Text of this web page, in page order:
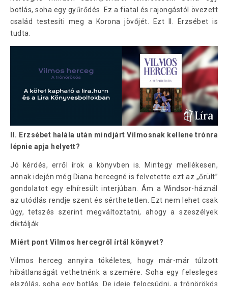
botlás, soha egy gyűrődés. Ez a fiatal és rajongástól övezett
család testesíti meg a Korona jövőjét. Ezt II. Erzsébet is
tudta.
II. Erzsébet halála után mindjárt Vilmosnak kellene trónra
lépnie apja helyett?
Jó kérdés, erről írok a könyvben is. Mintegy mellékesen,
annak idején még Diana hercegné is felvetette ezt az „őrült”
gondolatot egy elhíresült interjúban. Ám a Windsor-háznál
az utódlás rendje szent és sérthetetlen. Ezt nem lehet csak
úgy, tetszés szerint megváltoztatni, ahogy a szeszélyek
diktálják.
Miért pont Vilmos hercegről írtál könyvet?
Vilmos herceg annyira tökéletes, hogy már-már túlzott
hibátlanságát vethetnénk a szemére. Soha egy felesleges
elszólás, soha egy botlás. De ideje felocsúdni, a trónörökös